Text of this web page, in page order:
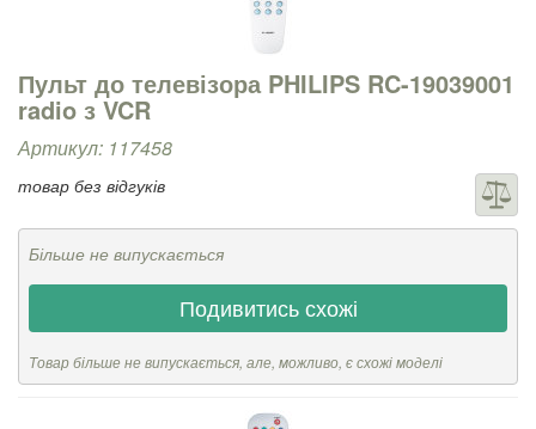
Пульт до телевізора PHILIPS RC-19039001
radio з VCR
Артикул: 117458
товар без відгуків
Більше не випускається
Подивитись схожі
Товар більше не випускається, але, можливо, є схожі моделі